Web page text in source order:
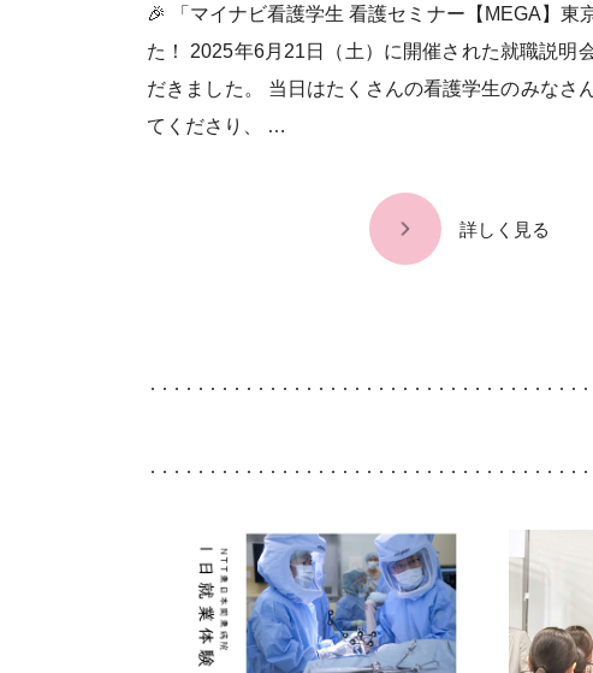
🎉 「マイナビ看護学生 看護セミナー【MEGA】東
た！ 2025年6月21日（土）に開催された就職説明
だきました。 当日はたくさんの看護学生のみなさ
てくださり、 …
詳しく見る